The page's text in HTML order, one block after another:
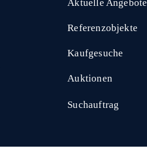
Aktuelle Angebote
Referenzobjekte
Kaufgesuche
Auktionen
Suchauftrag